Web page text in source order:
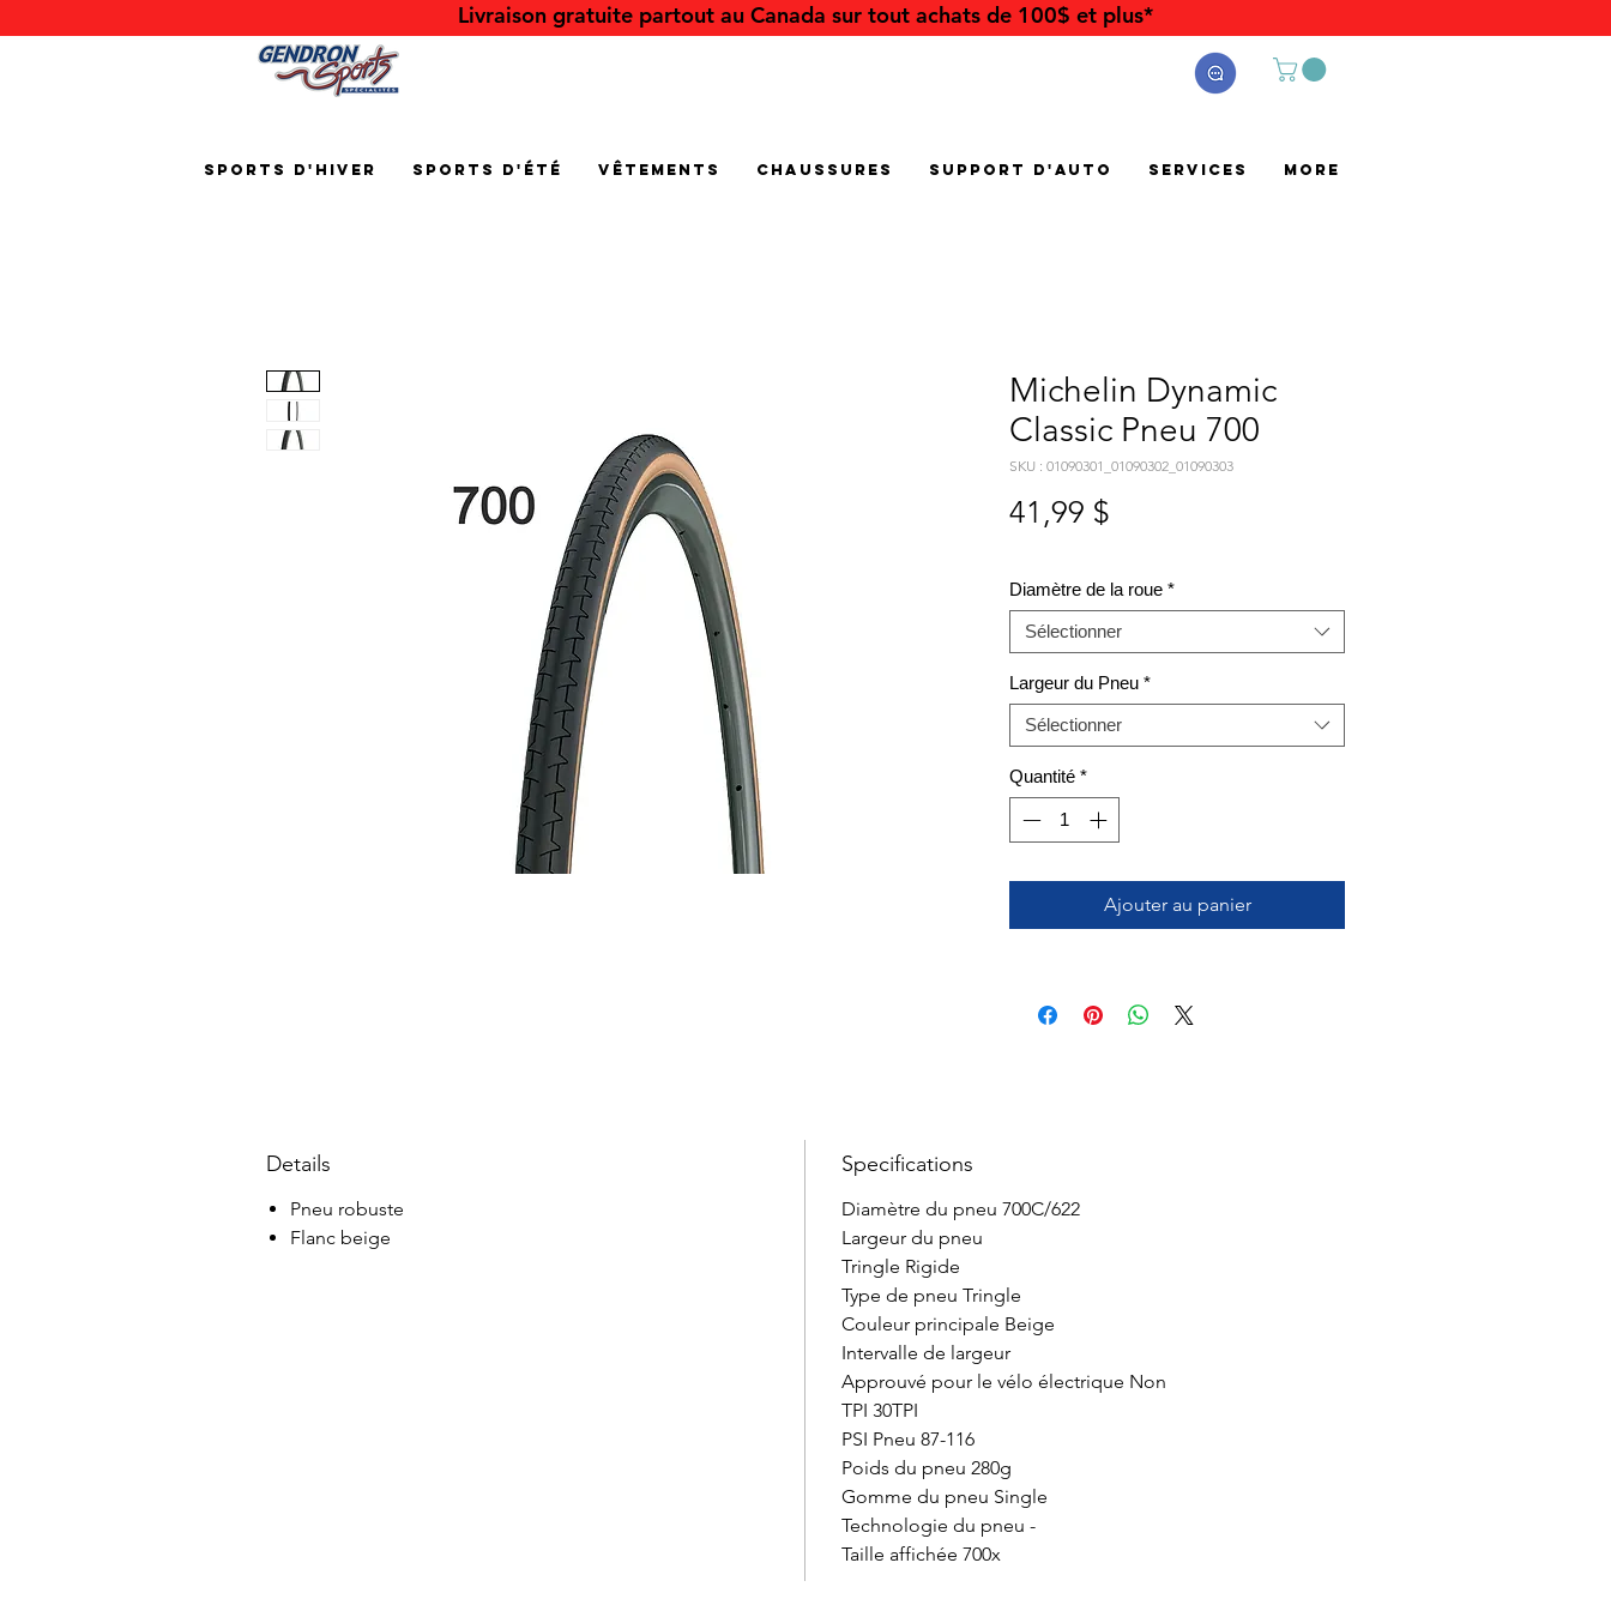
Livraison gratuite partout au Canada sur tout achats de 100$ et plus*
Sports d'hiver Sports d'été Vêtements Chaussures Support d'auto Services More
Michelin Dynamic
Classic Pneu 700
SKU : 01090301_01090302_01090303
41,99 $
Diamètre de la roue *
Sélectionner
Largeur du Pneu *
Sélectionner
Quantité *
Ajouter au panier
Details
Pneu robuste
Flanc beige
Specifications
Diamètre du pneu 700C/622
Largeur du pneu
Tringle Rigide
Type de pneu Tringle
Couleur principale Beige
Intervalle de largeur
Approuvé pour le vélo électrique Non
TPI 30TPI
PSI Pneu 87-116
Poids du pneu 280g
Gomme du pneu Single
Technologie du pneu -
Taille affichée 700x